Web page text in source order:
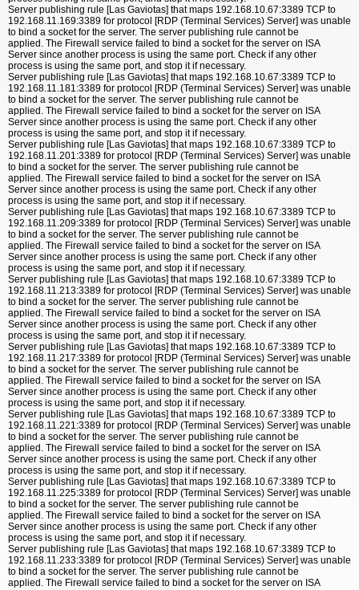
Server publishing rule [Las Gaviotas] that maps 192.168.10.67:3389 TCP to
192.168.11.169:3389 for protocol [RDP (Terminal Services) Server] was unable
to bind a socket for the server. The server publishing rule cannot be
applied. The Firewall service failed to bind a socket for the server on ISA
Server since another process is using the same port. Check if any other
process is using the same port, and stop it if necessary.
Server publishing rule [Las Gaviotas] that maps 192.168.10.67:3389 TCP to
192.168.11.181:3389 for protocol [RDP (Terminal Services) Server] was unable
to bind a socket for the server. The server publishing rule cannot be
applied. The Firewall service failed to bind a socket for the server on ISA
Server since another process is using the same port. Check if any other
process is using the same port, and stop it if necessary.
Server publishing rule [Las Gaviotas] that maps 192.168.10.67:3389 TCP to
192.168.11.201:3389 for protocol [RDP (Terminal Services) Server] was unable
to bind a socket for the server. The server publishing rule cannot be
applied. The Firewall service failed to bind a socket for the server on ISA
Server since another process is using the same port. Check if any other
process is using the same port, and stop it if necessary.
Server publishing rule [Las Gaviotas] that maps 192.168.10.67:3389 TCP to
192.168.11.209:3389 for protocol [RDP (Terminal Services) Server] was unable
to bind a socket for the server. The server publishing rule cannot be
applied. The Firewall service failed to bind a socket for the server on ISA
Server since another process is using the same port. Check if any other
process is using the same port, and stop it if necessary.
Server publishing rule [Las Gaviotas] that maps 192.168.10.67:3389 TCP to
192.168.11.213:3389 for protocol [RDP (Terminal Services) Server] was unable
to bind a socket for the server. The server publishing rule cannot be
applied. The Firewall service failed to bind a socket for the server on ISA
Server since another process is using the same port. Check if any other
process is using the same port, and stop it if necessary.
Server publishing rule [Las Gaviotas] that maps 192.168.10.67:3389 TCP to
192.168.11.217:3389 for protocol [RDP (Terminal Services) Server] was unable
to bind a socket for the server. The server publishing rule cannot be
applied. The Firewall service failed to bind a socket for the server on ISA
Server since another process is using the same port. Check if any other
process is using the same port, and stop it if necessary.
Server publishing rule [Las Gaviotas] that maps 192.168.10.67:3389 TCP to
192.168.11.221:3389 for protocol [RDP (Terminal Services) Server] was unable
to bind a socket for the server. The server publishing rule cannot be
applied. The Firewall service failed to bind a socket for the server on ISA
Server since another process is using the same port. Check if any other
process is using the same port, and stop it if necessary.
Server publishing rule [Las Gaviotas] that maps 192.168.10.67:3389 TCP to
192.168.11.225:3389 for protocol [RDP (Terminal Services) Server] was unable
to bind a socket for the server. The server publishing rule cannot be
applied. The Firewall service failed to bind a socket for the server on ISA
Server since another process is using the same port. Check if any other
process is using the same port, and stop it if necessary.
Server publishing rule [Las Gaviotas] that maps 192.168.10.67:3389 TCP to
192.168.11.233:3389 for protocol [RDP (Terminal Services) Server] was unable
to bind a socket for the server. The server publishing rule cannot be
applied. The Firewall service failed to bind a socket for the server on ISA